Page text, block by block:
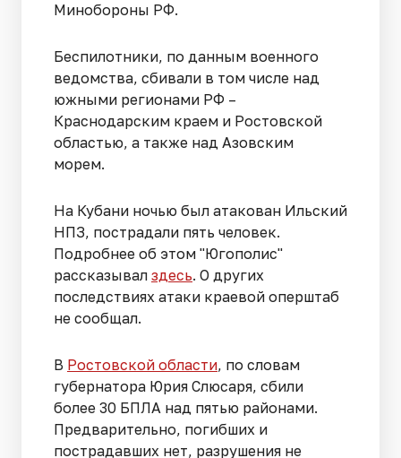
Минобороны РФ.
Беспилотники, по данным военного
ведомства, сбивали в том числе над
южными регионами РФ –
Краснодарским краем и Ростовской
областью, а также над Азовским
морем.
На Кубани ночью был атакован Ильский
НПЗ, пострадали пять человек.
Подробнее об этом "Югополис"
рассказывал здесь. О других
последствиях атаки краевой оперштаб
не сообщал.
В Ростовской области, по словам
губернатора Юрия Слюсаря, сбили
более 30 БПЛА над пятью районами.
Предварительно, погибших и
пострадавших нет, разрушения не